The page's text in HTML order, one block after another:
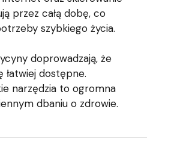
przez całą dobę, co
szybkiego życia.
doprowadzają, że
łatwiej dostępne.
narzędzia to ogromna
dbaniu o zdrowie.